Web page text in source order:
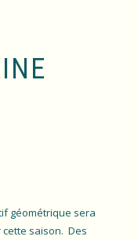
géométrique sera
saison. Des